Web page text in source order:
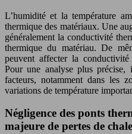
L’humidité et la température
thermique des matériaux. Une
généralement la conductivité
thermique du matériau. De
peuvent affecter la
Pour une analyse plus précise,
facteurs, notamment dans les
variations de température
Négligence des ponts
majeure de pertes de